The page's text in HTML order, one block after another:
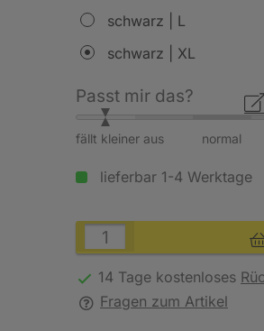
schwarz | L
schwarz | XL
Passt mir das?
fällt kleiner aus normal
lieferbar 1-4 Werktage
14 Tage kostenloses
Fragen zum Artikel